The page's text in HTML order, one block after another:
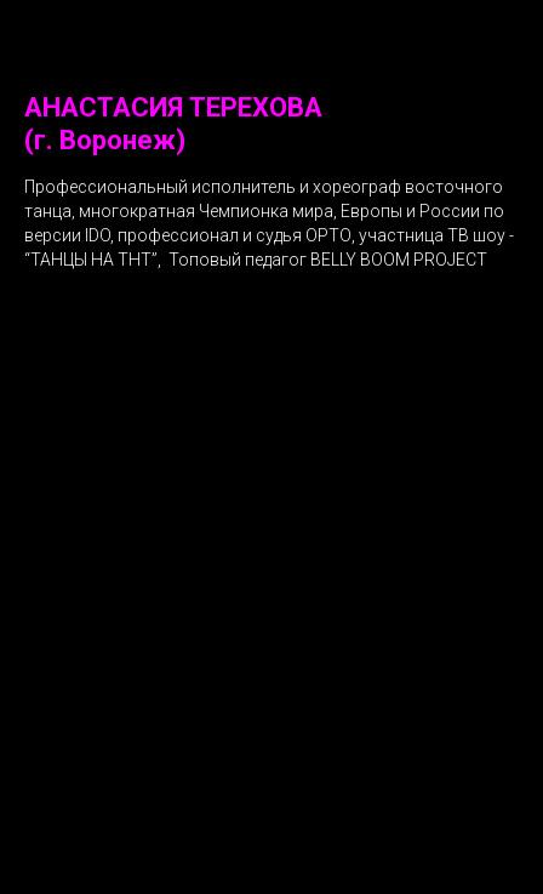
АНАСТАСИЯ ТЕРЕХОВА
(г. Воронеж)
Профессиональный исполнитель и хореограф восточного
танца, многократная Чемпионка мира, Европы и России по
версии IDO, профессионал и судья ОРТО, участница ТВ шоу -
“ТАНЦЫ НА ТНТ”, Топовый педагог BELLY BOOM PROJECT